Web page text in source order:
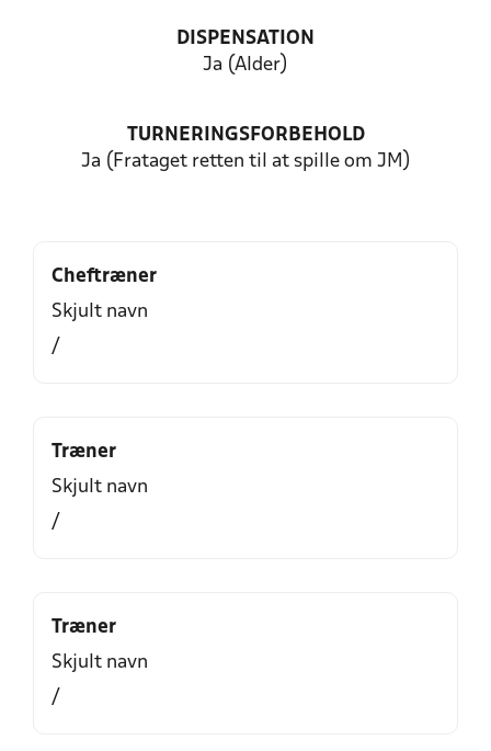
DISPENSATION
Ja (Alder)
TURNERINGSFORBEHOLD
Ja (Frataget retten til at spille om JM)
Cheftræner
Skjult navn
/
Træner
Skjult navn
/
Træner
Skjult navn
/